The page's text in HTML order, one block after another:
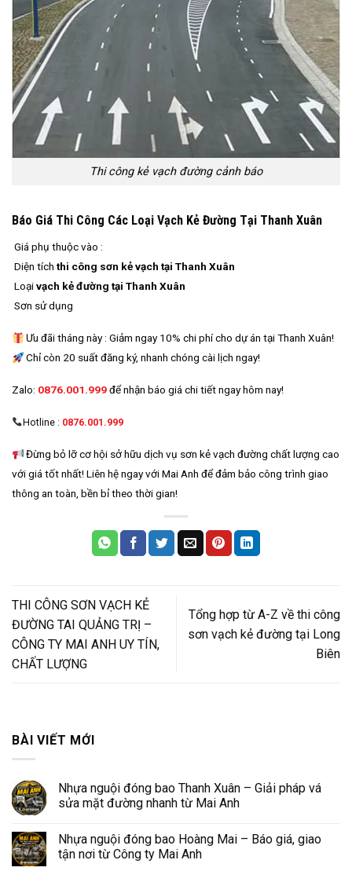
Thi công kẻ vạch đường cảnh báo
Báo Giá Thi Công Các Loại Vạch Kẻ Đường Tại Thanh Xuân
Giá phụ thuộc vào :
Diện tích thi công sơn kẻ vạch tại Thanh Xuân
Loạivạch kẻ đường tại Thanh Xuân
Sơn sử dụng
Ưu đãi tháng này : Giảm ngay 10% chi phí cho dự án tại Thanh Xuân!
Chỉ còn 20 suất đăng ký, nhanh chóng cài lịch ngay!
Zalo: 0876.001.999để nhận báo giá chi tiết ngay hôm nay!
Hotline : 0876.001.999
Đừng bỏ lỡ cơ hội sở hữu dịch vụ sơn kẻ vạch đường chất lượng cao
với giá tốt nhất! Liên hệ ngay với Mai Anh để đảm bảo công trình giao
thông an toàn, bền bỉ theo thời gian!
THI CÔNG SƠN VẠCH KẺ
ĐƯỜNG TAI QUẢNG TRỊ –
CÔNG TY MAI ANH UY TÍN,
CHẤT LƯỢNG
Tổng hợp từ A-Z về thi công
sơn vạch kẻ đường tại Long
Biên
BÀI VIẾT MỚI
Nhựa nguội đóng bao Thanh Xuân – Giải pháp vá
sửa mặt đường nhanh từ Mai Anh
Nhựa nguội đóng bao Hoàng Mai – Báo giá, giao
tận nơi từ Công ty Mai Anh